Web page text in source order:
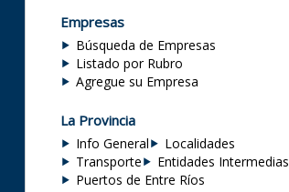
Empresas
Búsqueda de Empresas
Listado por Rubro
Agregue su Empresa
La Provincia
Info General
Localidades
Transporte
Entidades Intermedias
Puertos de Entre Ríos